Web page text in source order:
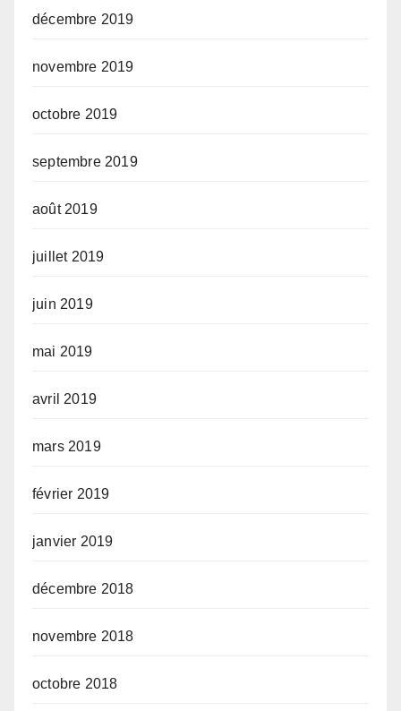
décembre 2019
novembre 2019
octobre 2019
septembre 2019
août 2019
juillet 2019
juin 2019
mai 2019
avril 2019
mars 2019
février 2019
janvier 2019
décembre 2018
novembre 2018
octobre 2018